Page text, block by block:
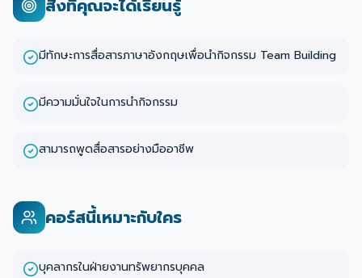
สิ่งที่คุณจะได้เรียนรู้
มีทักษะการสื่อสารภาษาอังกฤษเพื่อนำกิจกรรม Team Building
มีความมั่นใจในการนำกิจกรรม
สามารถพูดสื่อสารอย่างมืออาชีพ
คอร์สนี้เหมาะกับใคร
บุคลากรในฝ่ายงานทรัพยากรบุคคล